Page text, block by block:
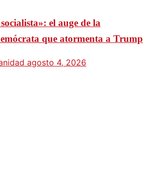
el auge de la
que atormenta a Trump
agosto 4, 2026